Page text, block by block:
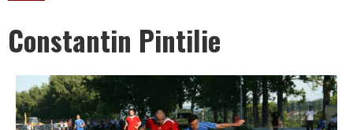
Vâlcea
Constantin Pintilie